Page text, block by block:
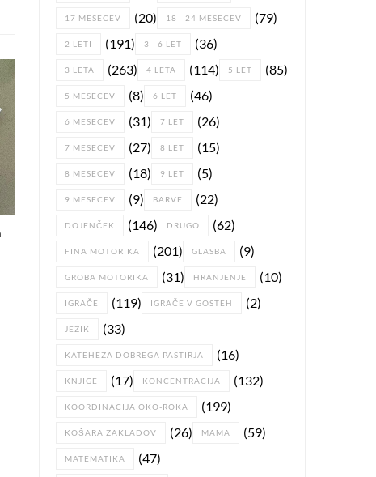
17 MESECEV (20) 18 - 24 MESECEV (79)
2 LETI (191) 3 - 6 LET (36)
3 LETA (263) 4 LETA (114) 5 LET (85)
5 MESECEV (8) 6 LET (46)
6 MESECEV (31) 7 LET (26)
7 MESECEV (27) 8 LET (15)
8 MESECEV (18) 9 LET (5)
9 MESECEV (9) BARVE (22)
DOJENČEK (146) DRUGO (62)
FINA MOTORIKA (201) GLASBA (9)
GROBA MOTORIKA (31) HRANJENJE (10)
IGRAČE (119) IGRAČE V GOSTEH (2)
JEZIK (33)
KATEHEZA DOBREGA PASTIRJA (16)
KNJIGE (17) KONCENTRACIJA (132)
KOORDINACIJA OKO-ROKA (199)
KOŠARA ZAKLADOV (26) MAMA (59)
MATEMATIKA (47)